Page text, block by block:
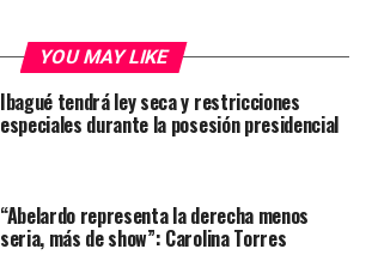
YOU MAY LIKE
Ibagué tendrá ley seca y restricciones
especiales durante la posesión presidencial
“Abelardo representa la derecha menos
seria, más de show”: Carolina Torres